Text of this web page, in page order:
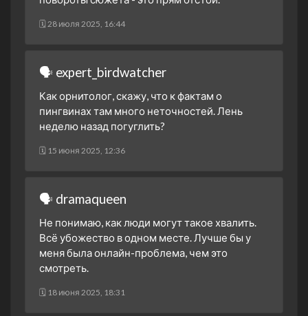
🗓 28 июля 2025, 16:44
🗣 expert_birdwatcher
Как орнитолог, скажу, что к фактам о
пингвинах там много неточностей. Лень
неделю назад погуглить?
🗓 15 июня 2025, 12:36
🗣 dramaqueen
Не понимаю, как люди могут такое хвалить.
Всё убожество в одном месте. Лучше бы у
меня была онлайн-проблема, чем это
смотреть.
🗓 18 июня 2025, 18:31